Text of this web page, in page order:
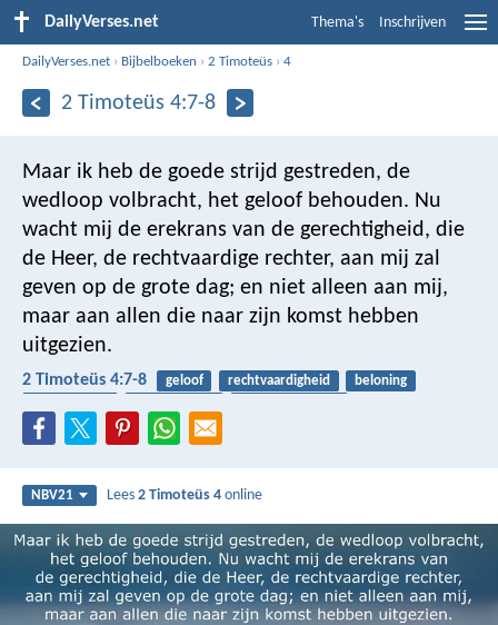
DailyVerses.net Thema's Inschrijven
DailyVerses.net › Bijbelboeken ›2 Timoteüs ›4
2 Timoteüs 4:7-8
Maar ik heb de goede strijd gestreden, de
wedloop volbracht, het geloof behouden. Nu
wacht mij de erekrans van de gerechtigheid, die
de Heer, de rechtvaardige rechter, aan mij zal
geven op de grote dag; en niet alleen aan mij,
maar aan allen die naar zijn komst hebben
uitgezien.
2 Timoteüs 4:7-8 geloof rechtvaardigheid
beloning
NBV21 Lees2 Timoteüs 4 online